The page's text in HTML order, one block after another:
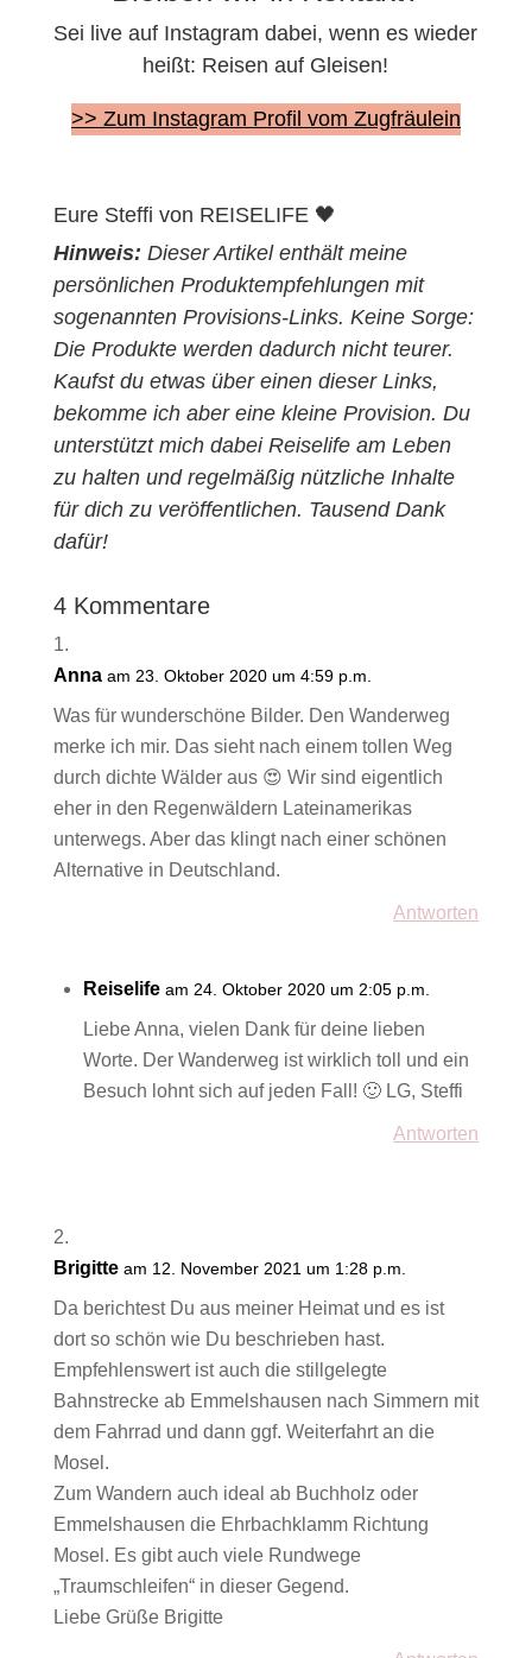
Sei live auf Instagram dabei, wenn es wieder
heißt: Reisen auf Gleisen!
>> Zum Instagram Profil vom Zugfräulein
Eure Steffi von REISELIFE 🖤
Hinweis: Dieser Artikel enthält meine
persönlichen Produktempfehlungen mit
sogenannten Provisions-Links. Keine Sorge:
Die Produkte werden dadurch nicht teurer.
Kaufst du etwas über einen dieser Links,
bekomme ich aber eine kleine Provision. Du
unterstützt mich dabei Reiselife am Leben
zu halten und regelmäßig nützliche Inhalte
für dich zu veröffentlichen. Tausend Dank
dafür!
4 Kommentare
Anna am 23. Oktober 2020 um 4:59 p.m.
Was für wunderschöne Bilder. Den Wanderweg
merke ich mir. Das sieht nach einem tollen Weg
durch dichte Wälder aus 😍 Wir sind eigentlich
eher in den Regenwäldern Lateinamerikas
unterwegs. Aber das klingt nach einer schönen
Alternative in Deutschland.
Antworten
Reiselife am 24. Oktober 2020 um 2:05 p.m.
Liebe Anna, vielen Dank für deine lieben
Worte. Der Wanderweg ist wirklich toll und ein
Besuch lohnt sich auf jeden Fall! 🙂 LG, Steffi
Antworten
Brigitte am 12. November 2021 um 1:28 p.m.
Da berichtest Du aus meiner Heimat und es ist
dort so schön wie Du beschrieben hast.
Empfehlenswert ist auch die stillgelegte
Bahnstrecke ab Emmelshausen nach Simmern mit
dem Fahrrad und dann ggf. Weiterfahrt an die
Mosel.
Zum Wandern auch ideal ab Buchholz oder
Emmelshausen die Ehrbachklamm Richtung
Mosel. Es gibt auch viele Rundwege
„Traumschleifen“ in dieser Gegend.
Liebe Grüße Brigitte